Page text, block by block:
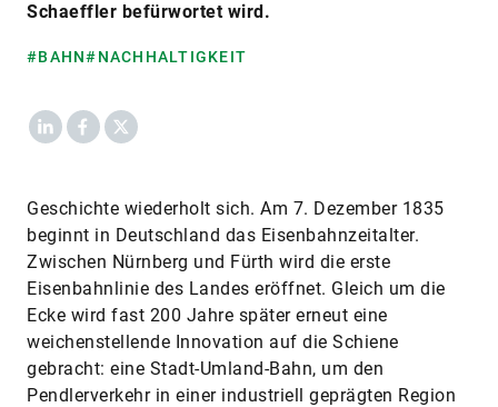
Schaeffler befürwortet wird.
#BAHN#NACHHALTIGKEIT
LinkedInFacebook
X
Geschichte wiederholt sich. Am 7. Dezember 1835
beginnt in Deutschland das Eisenbahnzeitalter.
Zwischen Nürnberg und Fürth wird die erste
Eisenbahnlinie des Landes eröffnet. Gleich um die
Ecke wird fast 200 Jahre später erneut eine
weichenstellende Innovation auf die Schiene
gebracht: eine Stadt-Umland-Bahn, um den
Pendlerverkehr in einer industriell geprägten Region